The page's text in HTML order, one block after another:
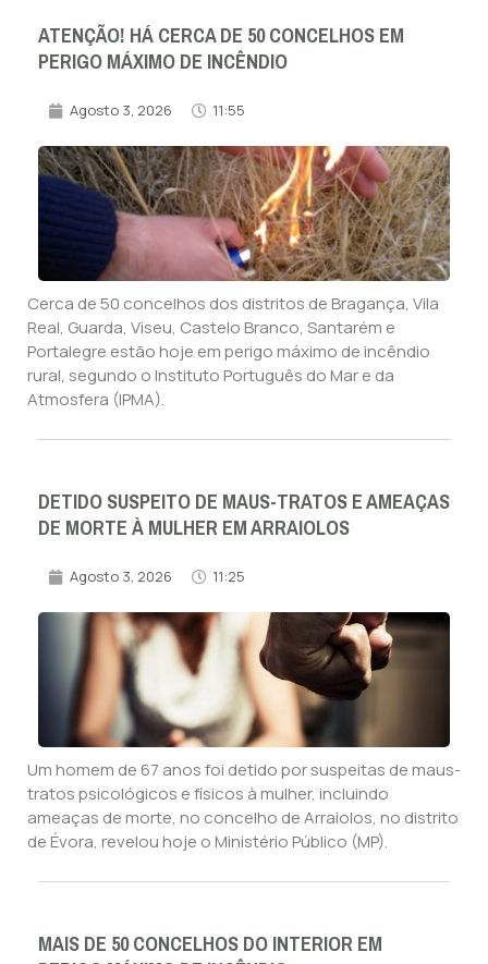
ATENÇÃO! HÁ CERCA DE 50 CONCELHOS EM
PERIGO MÁXIMO DE INCÊNDIO
Agosto 3, 2026 11:55
Cerca de 50 concelhos dos distritos de Bragança, Vila
Real, Guarda, Viseu, Castelo Branco, Santarém e
Portalegre estão hoje em perigo máximo de incêndio
rural, segundo o Instituto Português do Mar e da
Atmosfera (IPMA).
DETIDO SUSPEITO DE MAUS-TRATOS E AMEAÇAS
DE MORTE À MULHER EM ARRAIOLOS
Agosto 3, 2026 11:25
Um homem de 67 anos foi detido por suspeitas de maus-
tratos psicológicos e físicos à mulher, incluindo
ameaças de morte, no concelho de Arraiolos, no distrito
de Évora, revelou hoje o Ministério Público (MP).
MAIS DE 50 CONCELHOS DO INTERIOR EM